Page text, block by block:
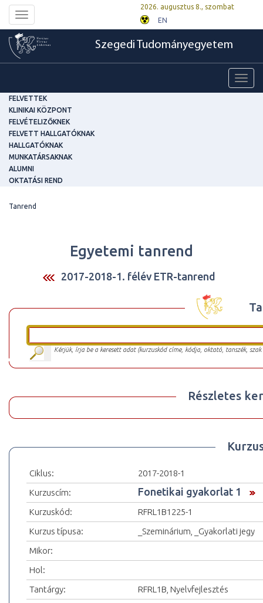
Toggle
navigation
2026. augusztus 8., szombat
EN
Szegedi Tudományegyetem
FELVETTEK
KLINIKAI KÖZPONT
FELVÉTELIZŐKNEK
FELVETT HALLGATÓKNAK
HALLGATÓKNAK
MUNKATÁRSAKNAK
ALUMNI
OKTATÁSI REND
Tanrend
Egyetemi tanrend
2017-2018-1. félév ETR-tanrend
Kérjük, írja be a keresett adat (kurzuskód címe, kódja, oktató, tanszék,
Részletes
Ciklus:
2017-2018-1
Kurzuscím:
Fonetikai gyakorlat 1
Kurzuskód:
RFRL1B1225-1
Kurzus típusa:
_Szeminárium, _Gyakorlati jegy
Mikor:
Hol:
Tantárgy:
RFRL1B, Nyelvfejlesztés